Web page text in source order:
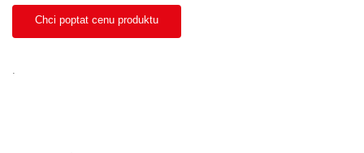
Chci poptat cenu produktu